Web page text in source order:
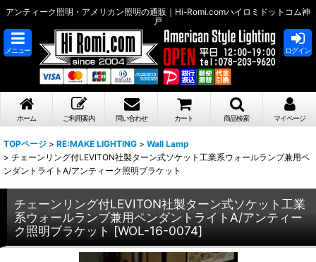
アンティーク照明・アメリカン照明の通販｜Hi-Romi.comハイロミドットコム神
戸
メニュー ログイン
ホーム ご利用案内 問い合わせ カート 商品検索 マイページ
TOPページ > RE:MAKE LIGHTING > Wall Lamp
> チェーンリング付LEVITON社製ターン式ソケット工業系ウォールランプ兼用ペ
ンダントライトA/アンティーク照明ブラケット
チェーンリング付LEVITON社製ターン式ソケット工業
系ウォールランプ兼用ペンダントライトA/アンティー
ク照明ブラケット [WOL-16-0074]